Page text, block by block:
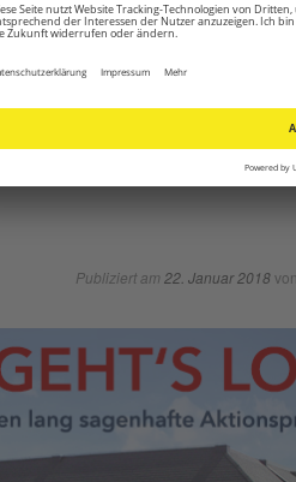
,Trotec|Hinterlasse einen
Publiziert am 22. Januar 2018von